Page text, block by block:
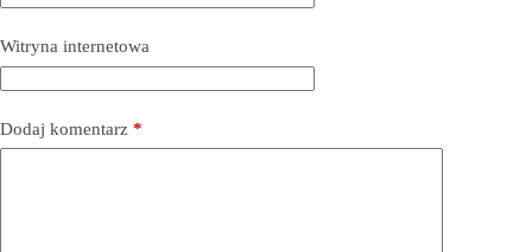
Witryna internetowa
Dodaj komentarz *